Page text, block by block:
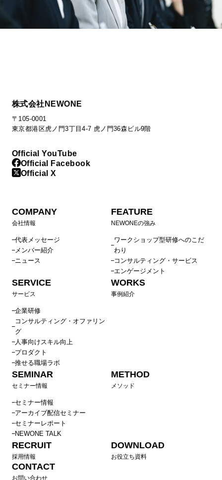
株式会社NEWONE
〒105-0001
東京都港区虎ノ門3丁目4-7 虎ノ門36森ビル9階
Official YouTube
Official Facebook
Official X
COMPANY
会社情報
代表メッセージ
メンバー紹介
ニュース
FEATURE
NEWONEの強み
ワークショップ型研修へのこだ
わり
コンサルティング・サービス
エンゲージメント
SERVICE
サービス
企業研修
コンサルティング・オファリン
グ
人事向けスキル向上
プロダクト
推せる職場ラボ
WORKS
事例紹介
SEMINAR
セミナー情報
セミナー情報
アーカイブ配信セミナー
セミナーレポート
NEWONE TALK
METHOD
メソッド
RECRUIT
採用情報
DOWNLOAD
お役立ち資料
CONTACT
お問い合わせ